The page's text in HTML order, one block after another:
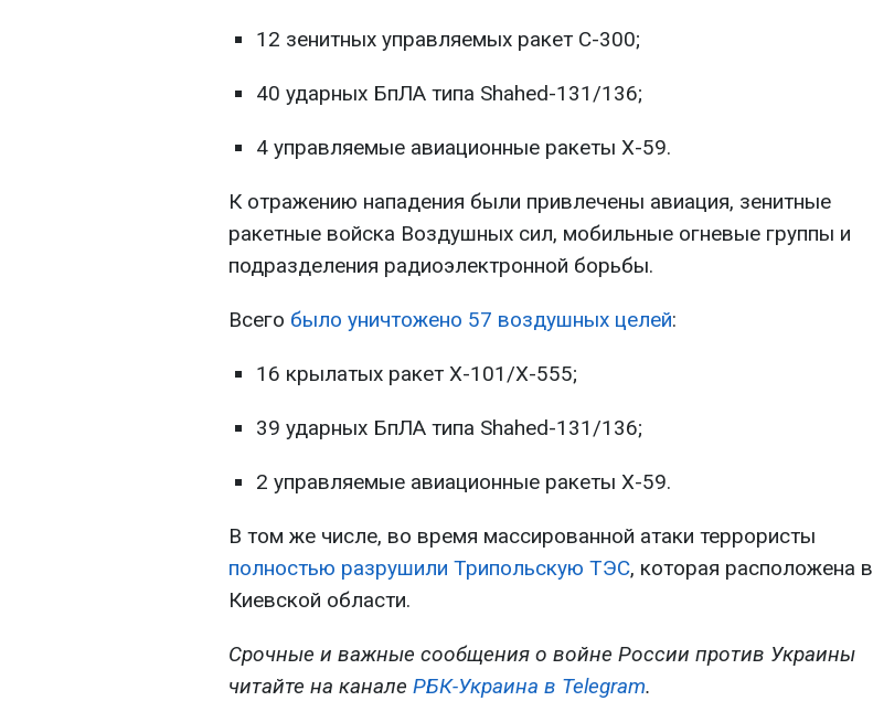
12 зенитных управляемых ракет С-300;
40 ударных БпЛА типа Shahed-131/136;
4 управляемые авиационные ракеты Х-59.
К отражению нападения были привлечены авиация, зенитные
ракетные войска Воздушных сил, мобильные огневые группы и
подразделения радиоэлектронной борьбы.
Всего было уничтожено 57 воздушных целей:
16 крылатых ракет Х-101/Х-555;
39 ударных БпЛА типа Shahed-131/136;
2 управляемые авиационные ракеты Х-59.
В том же числе, во время массированной атаки террористы
полностью разрушили Трипольскую ТЭС, которая расположена в
Киевской области.
Срочные и важные сообщения о войне России против Украины
читайте на канале РБК-Украина в Telegram.